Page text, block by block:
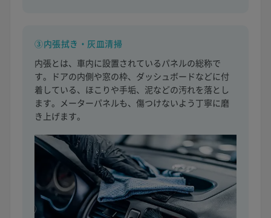
③内張拭き・灰皿清掃
内張とは、車内に設置されているパネルの総称で
す。ドアの内側や窓の枠、ダッシュボードなどに付
着している、ほこりや手垢、泥などの汚れを落とし
ます。メーターパネルも、傷つけないよう丁寧に磨
き上げます。